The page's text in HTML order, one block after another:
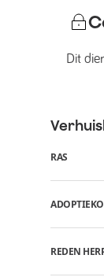
Dit
RAS
REDEN